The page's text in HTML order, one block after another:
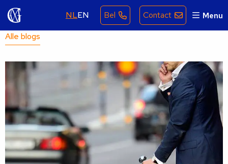
NLEN Bel Contact Menu
Alle blogs